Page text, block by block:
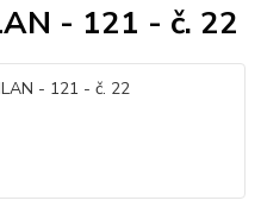
- 121 - č. 22